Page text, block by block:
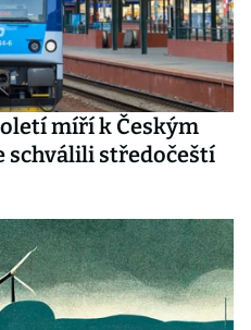
míří k Českým
schválili středočeští